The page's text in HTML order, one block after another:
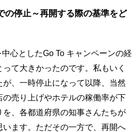
の停止～再開する際の基準をど
心としたGo To キャンペーンの経
て大きかったのです。私もいく
、一時停止になって以降、当然
売り上げやホテルの稼働率が下
、各都道府県の知事さんたちが
ます。ただその一方で、再開へ